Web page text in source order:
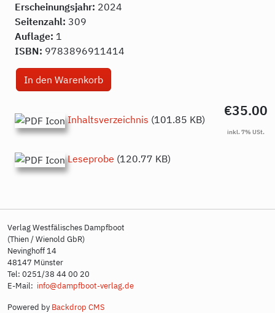
Erscheinungsjahr: 2024
Seitenzahl: 309
Auflage: 1
ISBN: 9783896911414
€35.00
Inhaltsverzeichnis (101.85 KB)
Leseprobe (120.77 KB)
Verlag Westfälisches Dampfboot
(Thien / Wienold GbR)
Nevinghoff 14
48147 Münster
Tel: 0251/38 44 00 20
E-Mail: info@dampfboot-verlag.de
Powered by Backdrop CMS